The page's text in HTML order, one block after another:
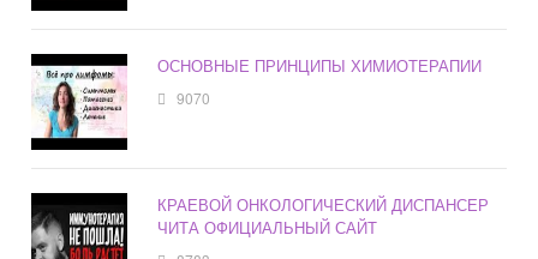
ОСНОВНЫЕ ПРИНЦИПЫ ХИМИОТЕРАПИИ
9070
КРАЕВОЙ ОНКОЛОГИЧЕСКИЙ ДИСПАНСЕР
ЧИТА ОФИЦИАЛЬНЫЙ САЙТ